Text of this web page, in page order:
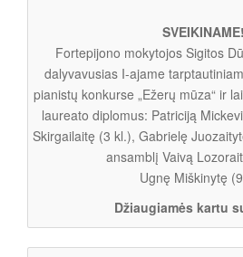
SVEIKINAME!
Fortepijono mokytojos Sigitos
dalyvavusias I-ajame
pianistų konkurse „Ežerų mūza“ ir
laureato diplomus: Patriciją
Skirgailaitę (3 kl.), Gabrielę
ansamblį Vaivą
Ugnę Miškinytę
Džiaugiamės kartu